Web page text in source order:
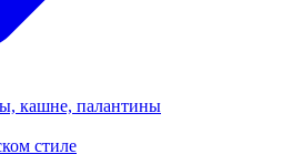
кашне, палантины
стиле